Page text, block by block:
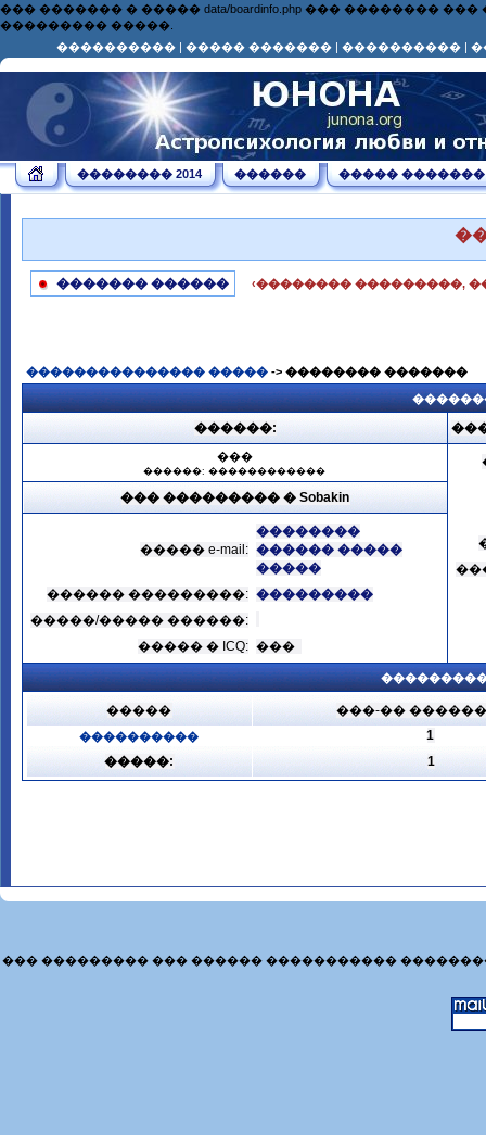
��� ������� � ����� data/boardinfo.php ���
��������� �����.
���������� | ����� ������� | ���������� |
�������� 2014 ������ ����� �������
������� ������ ‹�������� ���������,
��������������� ����� -> �������� �������
������:
���
������: ������������
��� ��������� � Sobakin
����� e-mail:
��������
������ �����
�����
������ ���������: ���������
�����/����� ������:
����� � ICQ: ���
����� ���-��
����������
1
�����:
1
��� ��������� ��� ������ �����������